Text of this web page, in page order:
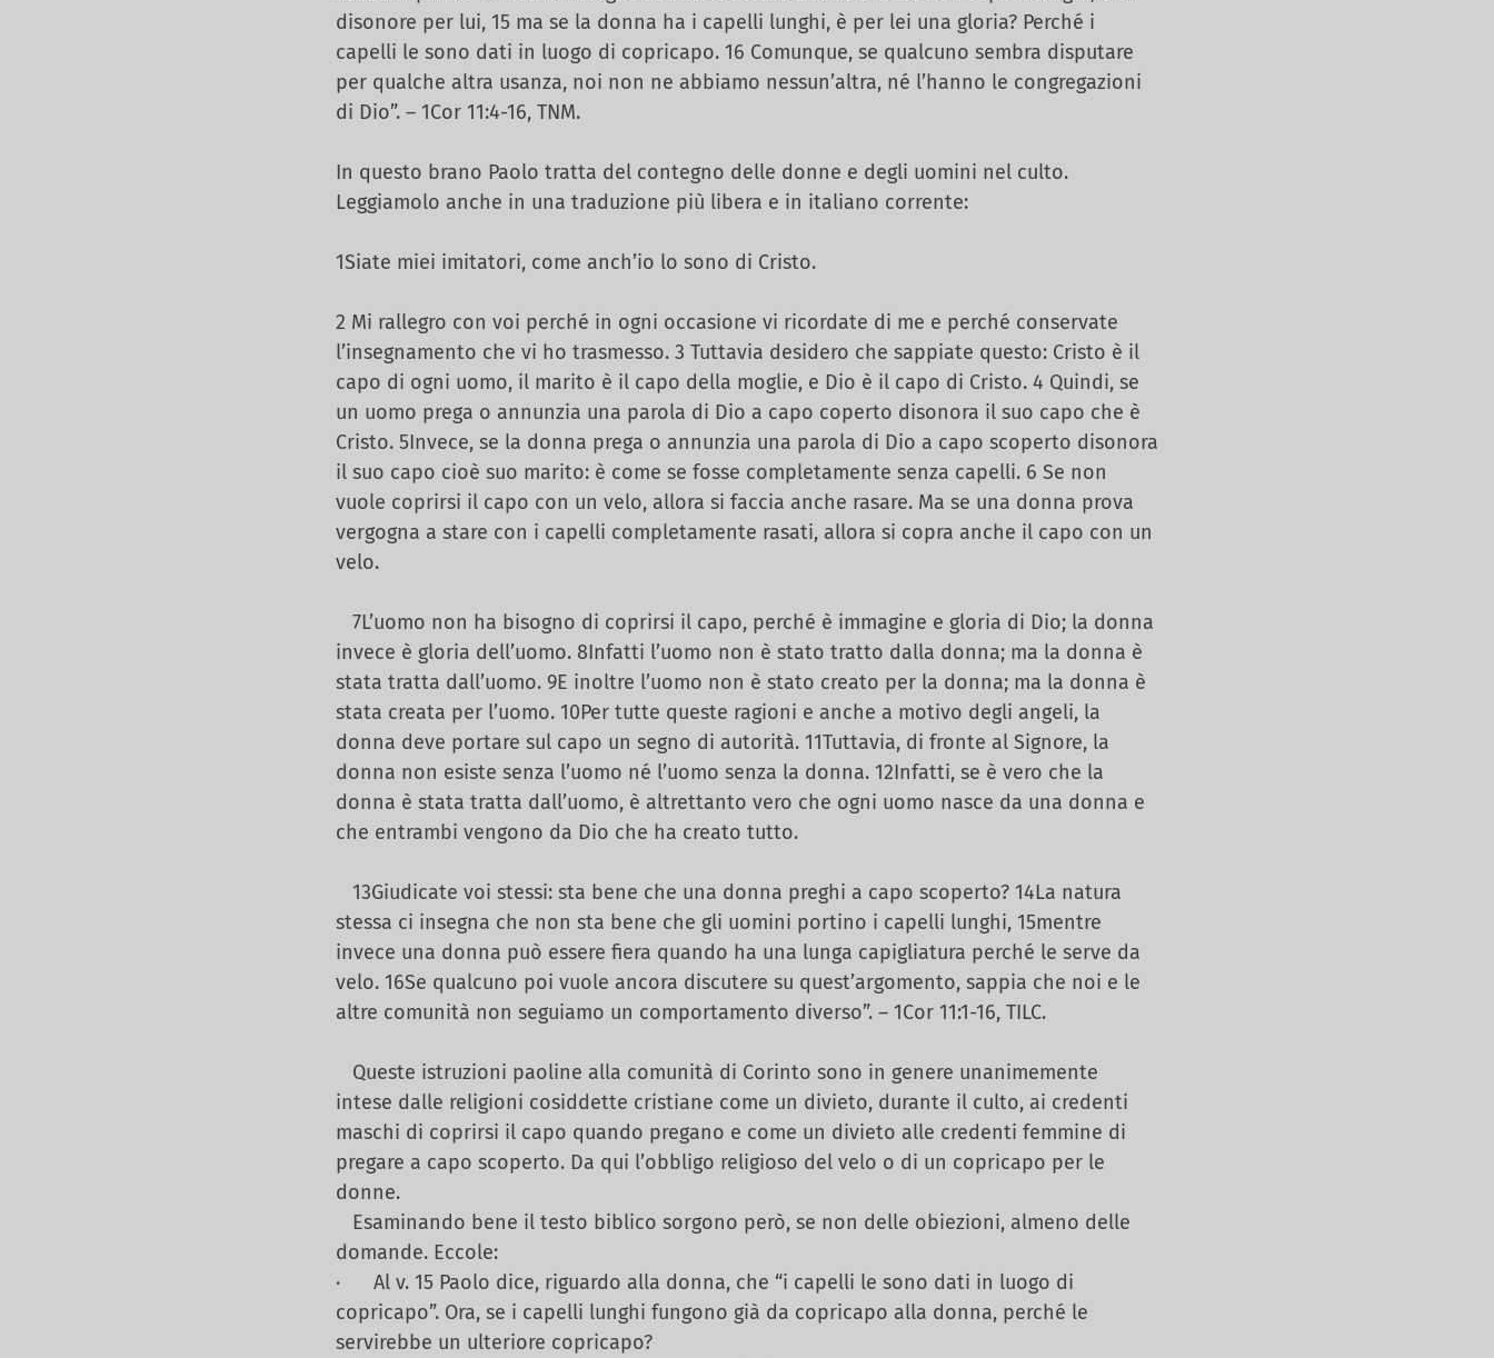
disonore per lui, 15 ma se la donna ha i capelli lunghi, è per lei una gloria? Perché i
capelli le sono dati in luogo di copricapo. 16 Comunque, se qualcuno sembra disputare
per qualche altra usanza, noi non ne abbiamo nessun’altra, né l’hanno le congregazioni
di Dio”. – 1Cor 11:4-16, TNM.
In questo brano Paolo tratta del contegno delle donne e degli uomini nel culto.
Leggiamolo anche in una traduzione più libera e in italiano corrente:
1Siate miei imitatori, come anch’io lo sono di Cristo.
2 Mi rallegro con voi perché in ogni occasione vi ricordate di me e perché conservate
l’insegnamento che vi ho trasmesso. 3 Tuttavia desidero che sappiate questo: Cristo è il
capo di ogni uomo, il marito è il capo della moglie, e Dio è il capo di Cristo. 4 Quindi, se
un uomo prega o annunzia una parola di Dio a capo coperto disonora il suo capo che è
Cristo. 5Invece, se la donna prega o annunzia una parola di Dio a capo scoperto disonora
il suo capo cioè suo marito: è come se fosse completamente senza capelli. 6 Se non
vuole coprirsi il capo con un velo, allora si faccia anche rasare. Ma se una donna prova
vergogna a stare con i capelli completamente rasati, allora si copra anche il capo con un
velo.
7L’uomo non ha bisogno di coprirsi il capo, perché è immagine e gloria di Dio; la donna
invece è gloria dell’uomo. 8Infatti l’uomo non è stato tratto dalla donna; ma la donna è
stata tratta dall’uomo. 9E inoltre l’uomo non è stato creato per la donna; ma la donna è
stata creata per l’uomo. 10Per tutte queste ragioni e anche a motivo degli angeli, la
donna deve portare sul capo un segno di autorità. 11Tuttavia, di fronte al Signore, la
donna non esiste senza l’uomo né l’uomo senza la donna. 12Infatti, se è vero che la
donna è stata tratta dall’uomo, è altrettanto vero che ogni uomo nasce da una donna e
che entrambi vengono da Dio che ha creato tutto.
13Giudicate voi stessi: sta bene che una donna preghi a capo scoperto? 14La natura
stessa ci insegna che non sta bene che gli uomini portino i capelli lunghi, 15mentre
invece una donna può essere fiera quando ha una lunga capigliatura perché le serve da
velo. 16Se qualcuno poi vuole ancora discutere su quest’argomento, sappia che noi e le
altre comunità non seguiamo un comportamento diverso”. – 1Cor 11:1-16, TILC.
Queste istruzioni paoline alla comunità di Corinto sono in genere unanimemente
intese dalle religioni cosiddette cristiane come un divieto, durante il culto, ai credenti
maschi di coprirsi il capo quando pregano e come un divieto alle credenti femmine di
pregare a capo scoperto. Da qui l’obbligo religioso del velo o di un copricapo per le
donne.
Esaminando bene il testo biblico sorgono però, se non delle obiezioni, almeno delle
domande. Eccole:
· Al v. 15 Paolo dice, riguardo alla donna, che “i capelli le sono dati in luogo di
copricapo”. Ora, se i capelli lunghi fungono già da copricapo alla donna, perché le
servirebbe un ulteriore copricapo?